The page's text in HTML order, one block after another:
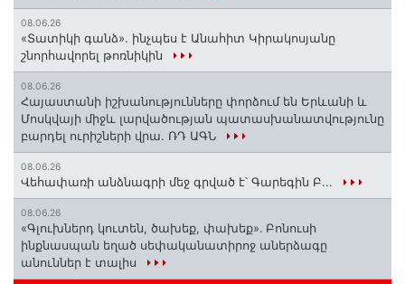
08.06.26
«Տատիկի գանձ». ինչպես է Անահիտ Կիրակոսյանը
շնորհավորել թոռնիկին
08.06.26
Հայաստանի իշխանությունները փորձում են Երևանի և
Մոսկվայի միջև լարվածության պատասխանատվությունը
բարդել ուրիշների վրա. ՌԴ ԱԳՆ
08.06.26
Վեհափառի անձնագրի մեջ գրված է՝ Գարեգին Բ...
08.06.26
«Գլուխներդ կուտեն, ծախեք, փախեք»․ Բոնուսի
ինքնասպան եղած սեփականատիրոջ աներձագը
անուններ է տալիս